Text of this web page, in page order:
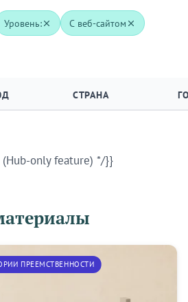
Уровень:
С веб-сайтом
СТРАНА
only feature) */}}
ПРЕЕМСТВЕННОСТИ